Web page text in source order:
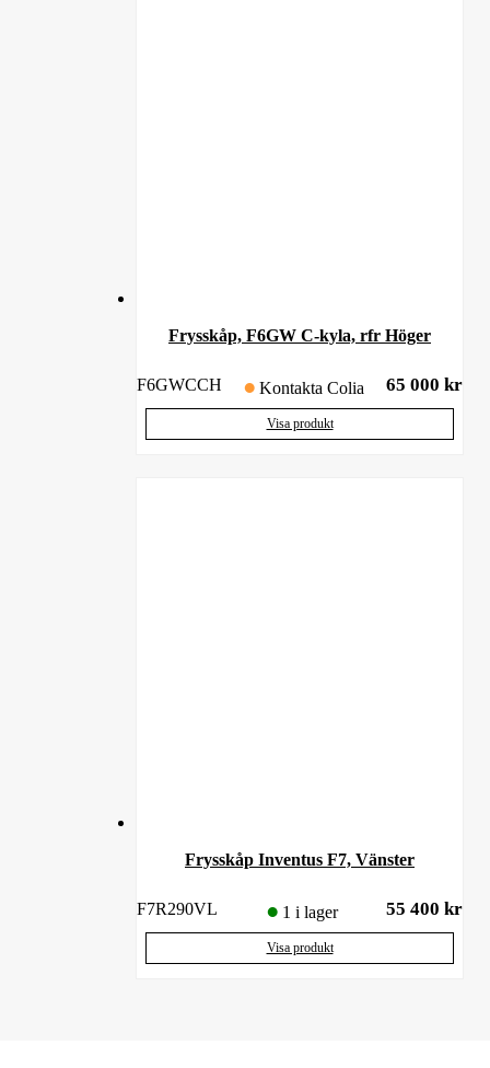
Frysskåp, F6GW C-kyla, rfr Höger
F6GWCCH Kontakta Colia 65 000 kr
Visa produkt
Frysskåp Inventus F7, Vänster
F7R290VL 1 i lager 55 400 kr
Visa produkt